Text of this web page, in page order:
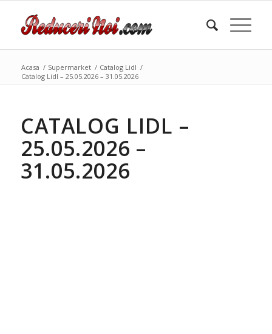
Acasa / Supermarket / Catalog Lidl /
Catalog Lidl – 25.05.2026 – 31.05.2026
CATALOG LIDL –
25.05.2026 –
31.05.2026